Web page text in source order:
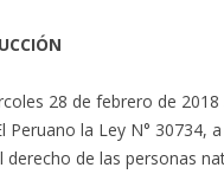
28 de febrero de
Peruano la Ley N° 30734,
derecho de las personas